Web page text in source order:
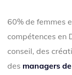
60% de femmes
compétences en
conseil, des
des managers